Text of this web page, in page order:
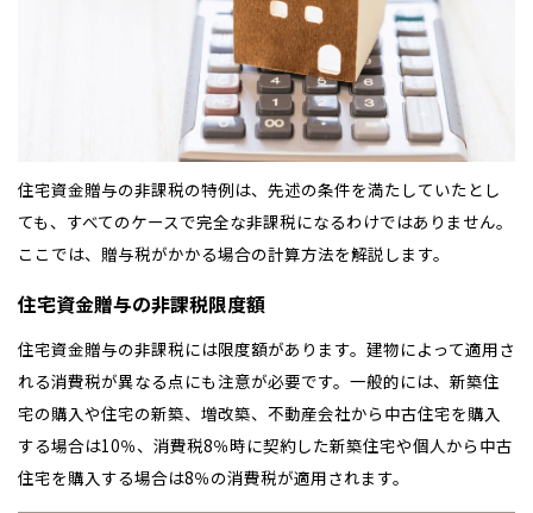
住宅資金贈与の非課税の特例は、先述の条件を満たしていたとし
ても、すべてのケースで完全な非課税になるわけではありません。
ここでは、贈与税がかかる場合の計算方法を解説します。
住宅資金贈与の非課税限度額
住宅資金贈与の非課税には限度額があります。建物によって適用さ
れる消費税が異なる点にも注意が必要です。一般的には、新築住
宅の購入や住宅の新築、増改築、不動産会社から中古住宅を購入
する場合は10％、消費税8％時に契約した新築住宅や個人から中古
住宅を購入する場合は8％の消費税が適用されます。